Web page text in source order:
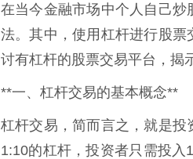
在当今金融市场中个人自己
法。其中，使用杠杆进行股
讨有杠杆的股票交易平台，揭
**一、杠杆交易的基本概念**
杠杆交易，简而言之，就是
1:10的杠杆，投资者只需投